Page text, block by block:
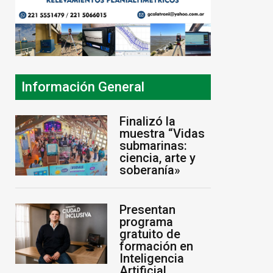
Información General
Finalizó la
muestra “Vidas
submarinas:
ciencia, arte y
soberanía»
Presentan
programa
gratuito de
formación en
Inteligencia